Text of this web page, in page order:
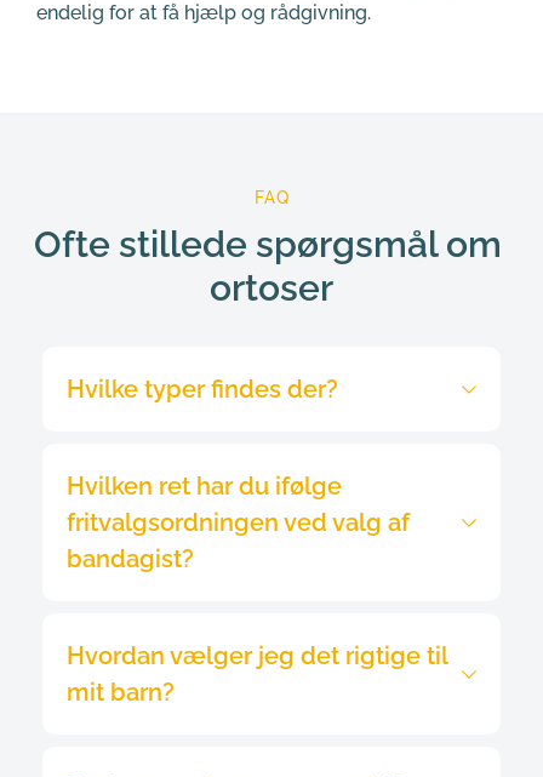
endelig for at få hjælp og rådgivning.
FAQ
Ofte stillede spørgsmål om
ortoser
hovedkategorier: til behandling eller til
varige lidelser. Der findes også
specialiserede til børn, som kræver særlig
opmærksomhed og tilpasning.
Hvilken ret har du ifølge
fritvalgsordningen ved valg af
bandagist?
stk. 6, har du lovmæssig ret til selv at vælge
din bandagist, uanset hvilken leverandør din
Hvordan vælger jeg det rigtige til
mit barn?